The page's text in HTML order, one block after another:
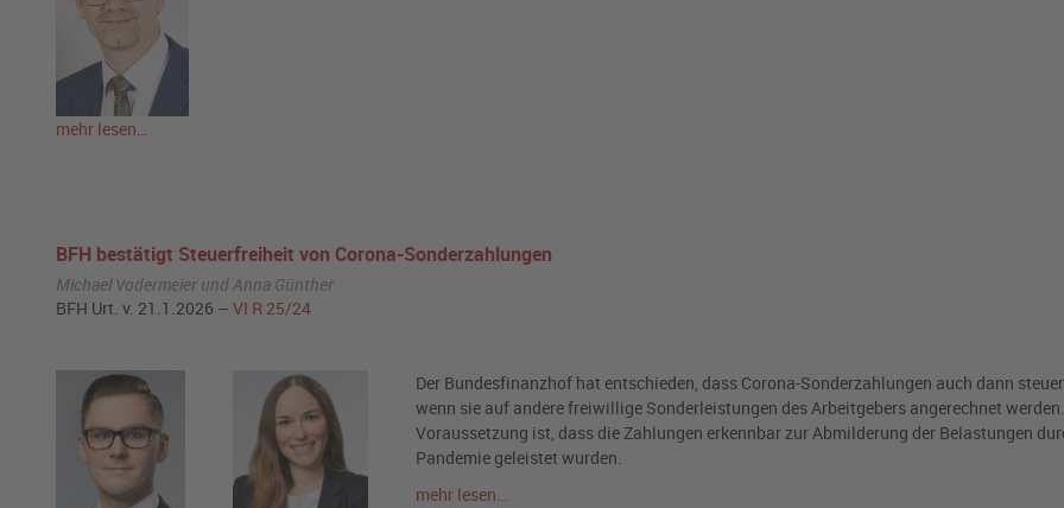
mehr lesen…
BFH bestätigt Steuerfreiheit von Corona-Sonderzahlungen
Michael Vodermeier und Anna Günther
BFH Urt. v. 21.1.2026 – VI R 25/24
Der Bundesfinanzhof hat entschieden, dass Corona-Sonderzahlungen auch dann
wenn sie auf andere freiwillige Sonderleistungen des Arbeitgebers angerechnet werden.
Voraussetzung ist, dass die Zahlungen erkennbar zur Abmilderung der Belastungen
Pandemie geleistet wurden.
mehr lesen…